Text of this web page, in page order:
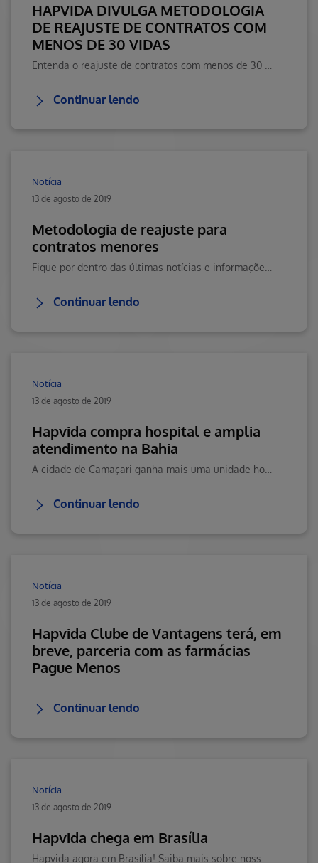
HAPVIDA DIVULGA METODOLOGIA
DE REAJUSTE DE CONTRATOS COM
MENOS DE 30 VIDAS
Continuar lendo
Notícia
13 de agosto de 2019
Metodologia de reajuste para
contratos menores
Continuar lendo
Notícia
13 de agosto de 2019
Hapvida compra hospital e amplia
atendimento na Bahia
Continuar lendo
Notícia
13 de agosto de 2019
Hapvida Clube de Vantagens terá, em
breve, parceria com as farmácias
Pague Menos
Continuar lendo
Notícia
13 de agosto de 2019
Hapvida chega em Brasília